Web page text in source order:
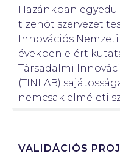
Hazánkban
tizenöt szervezet
Innovációs
években elért
Társadalmi
(TINLAB)
nemcsak elméleti
VALIDÁCIÓS